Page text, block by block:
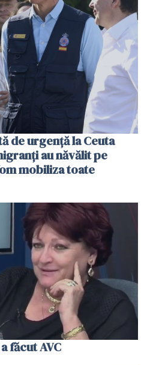
de urgență la Ceuta
au năvălit pe
mobiliza toate
făcut AVC